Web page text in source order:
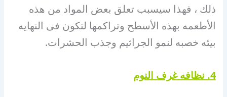
ذلك ، فهذا سيسبب تعلق بعض المواد من هذه
الأطعمه بهذه الأسطح وتراكمها لتكون فى النهايه
بيئه خصبه لنمو الجراثيم وجذب الحشرات.
4. نظافه غرف النوم